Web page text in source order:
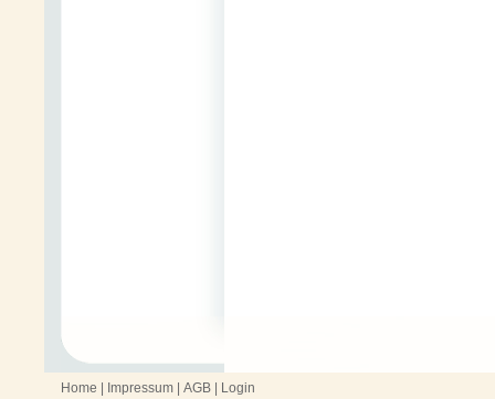
Home | Impressum | AGB | Login